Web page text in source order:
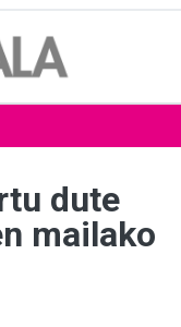
dute
mailako